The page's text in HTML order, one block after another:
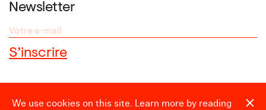
We use cookies on this site. Learn more by reading
Newsletter